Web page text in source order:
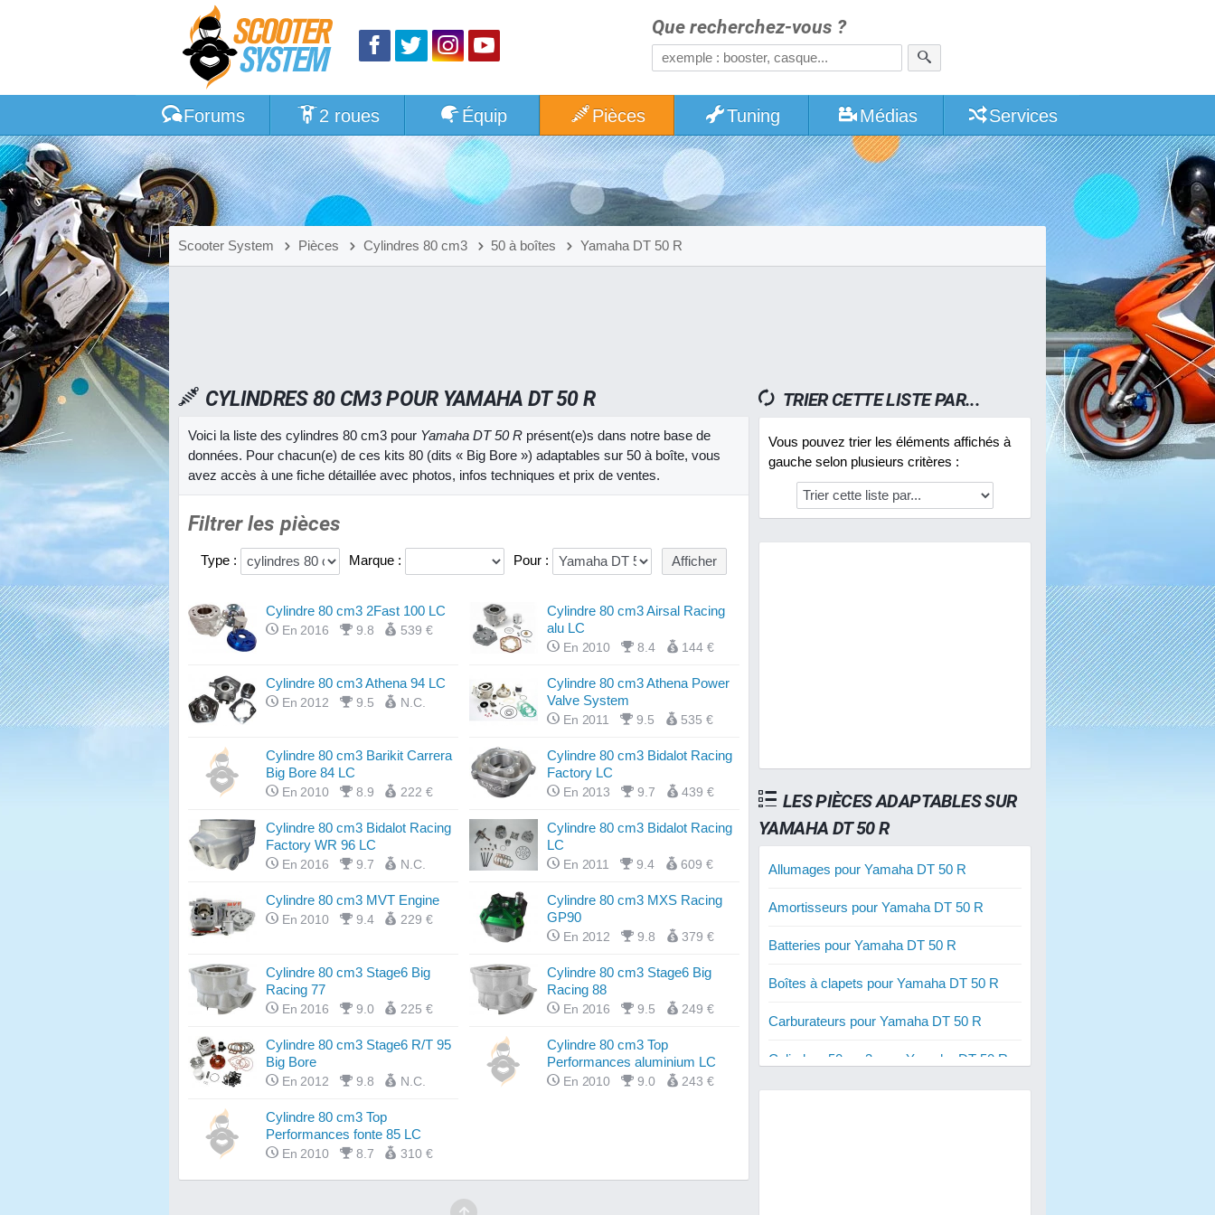
Que recherchez-vous ?
Forums 2 roues Équip Pièces Tuning Médias Services
Scooter System Pièces Cylindres 80 cm3 50 à boîtes Yamaha DT 50 R
CYLINDRES 80 CM3 POUR YAMAHA DT 50 R
Voici la liste des cylindres 80 cm3 pour Yamaha DT 50 R présent(e)s dans notre base de
données. Pour chacun(e) de ces kits 80 (dits « Big Bore ») adaptables sur 50 à boîte, vous
avez accès à une fiche détaillée avec photos, infos techniques et prix de ventes.
Filtrer les pièces
Type : Marque : Pour :
Cylindre 80 cm3 2Fast 100 LC
En 2016 9.8 539 €
Cylindre 80 cm3 Airsal Racing
alu LC
En 2010 8.4 144 €
Cylindre 80 cm3 Athena 94 LC
En 2012 9.5 N.C.
Cylindre 80 cm3 Athena Power
Valve System
En 2011 9.5 535 €
Cylindre 80 cm3 Barikit Carrera
Big Bore 84 LC
En 2010 8.9 222 €
Cylindre 80 cm3 Bidalot Racing
Factory LC
En 2013 9.7 439 €
Cylindre 80 cm3 Bidalot Racing
Factory WR 96 LC
En 2016 9.7 N.C.
Cylindre 80 cm3 Bidalot Racing
LC
En 2011 9.4 609 €
Cylindre 80 cm3 MVT Engine
En 2010 9.4 229 €
Cylindre 80 cm3 MXS Racing
GP90
En 2012 9.8 379 €
Cylindre 80 cm3 Stage6 Big
Racing 77
En 2016 9.0 225 €
Cylindre 80 cm3 Stage6 Big
Racing 88
En 2016 9.5 249 €
Cylindre 80 cm3 Stage6 R/T 95
Big Bore
En 2012 9.8 N.C.
Cylindre 80 cm3 Top
Performances aluminium LC
En 2010 9.0 243 €
Cylindre 80 cm3 Top
Performances fonte 85 LC
En 2010 8.7 310 €
TRIER CETTE LISTE PAR...
Vous pouvez trier les éléments affichés à
gauche selon plusieurs critères :
LES PIÈCES ADAPTABLES SUR
YAMAHA DT 50 R
Allumages pour Yamaha DT 50 R
Amortisseurs pour Yamaha DT 50 R
Batteries pour Yamaha DT 50 R
Boîtes à clapets pour Yamaha DT 50 R
Carburateurs pour Yamaha DT 50 R
Cylindres 50 cm3 pour Yamaha DT 50 R